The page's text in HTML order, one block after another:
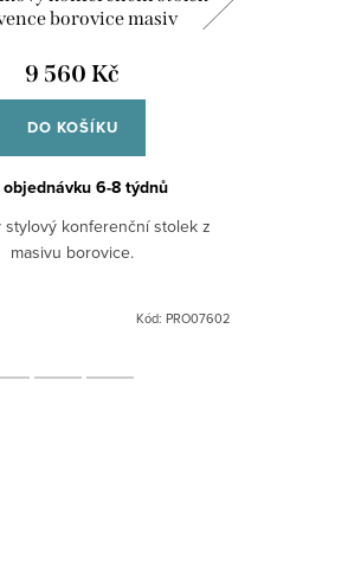
borovice masiv
9 560 Kč
DO KOŠÍKU
objednávku 6-8 týdnů
stylový konferenční stolek z
masivu borovice.
Kód: PRO07602